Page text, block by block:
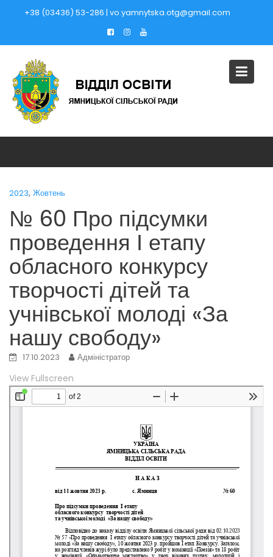
+38 (03436) 53-286 | vo.yamnytska.otg@gmail.com
2023, Жовтень
№ 60 Про підсумки
проведення І етапу
обласного конкурсу
творчості дітей та
учнівської молоді «За
нашу свободу»
17.10.2023 Адміністратор
View Fullscreen